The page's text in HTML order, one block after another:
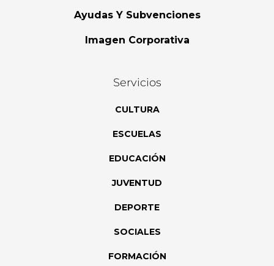
Ayudas Y Subvenciones
Imagen Corporativa
Servicios
CULTURA
ESCUELAS
EDUCACIÓN
JUVENTUD
DEPORTE
SOCIALES
FORMACIÓN